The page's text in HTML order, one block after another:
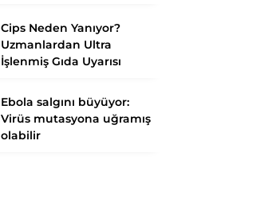
Cips Neden Yanıyor?
Uzmanlardan Ultra
İşlenmiş Gıda Uyarısı
Ebola salgını büyüyor:
Virüs mutasyona uğramış
olabilir